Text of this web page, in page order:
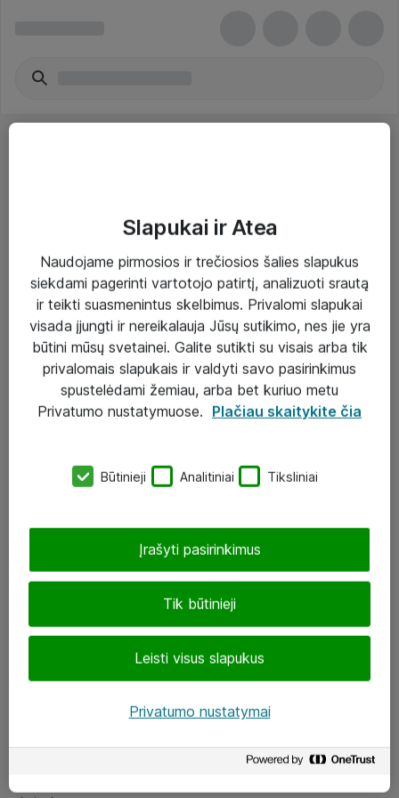
Paslaugos
Sprendimai
Įgyvendinti projektai
Atea ekspertų patarimai verslui
eShop@atea.lt
LinkedIn
Slapukai ir Atea
Naudojame pirmosios ir trečiosios šalies slapukus
siekdami pagerinti vartotojo patirtį, analizuoti srautą
ir teikti suasmenintus skelbimus. Privalomi slapukai
visada įjungti ir nereikalauja Jūsų sutikimo, nes jie yra
būtini mūsų svetainei. Galite sutikti su visais arba tik
privalomais slapukais ir valdyti savo pasirinkimus
spustelėdami žemiau, arba bet kuriuo metu
Privatumo nustatymuose. Plačiau skaitykite čia
Būtinieji Analitiniai Tiksliniai
Tik būtinieji
Leisti visus slapukus
Įrašyti pasirinkimus
Privatumo nustatymai